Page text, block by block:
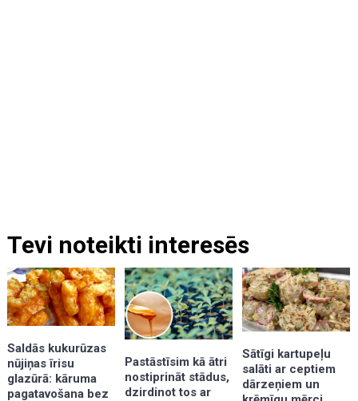
Tevi noteikti interesēs
Saldās kukurūzas
nūjiņas īrisu
glazūrā: kāruma
pagatavošana bez
Pastāstīsim kā ātri
nostiprināt stādus,
dzirdinot tos ar
Sātīgi kartupeļu
salāti ar ceptiem
dārzeņiem un